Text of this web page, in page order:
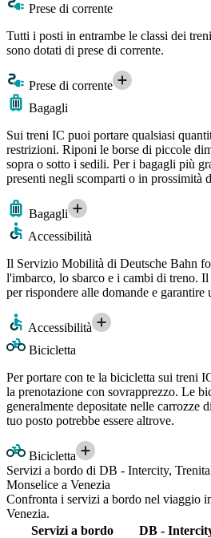
Prese di corrente
Tutti i posti in entrambe le classi dei
sono dotati di prese di corrente.
Prese di corrente
Bagagli
Sui treni IC puoi portare qualsiasi
restrizioni. Riponi le borse di piccole
sopra o sotto i sedili. Per i bagagli più
presenti negli scomparti o in prossimità
Bagagli
Accessibilità
Il Servizio Mobilità di Deutsche Bahn
l'imbarco, lo sbarco e i cambi di treno. Il
per rispondere alle domande e
Accessibilità
Bicicletta
Per portare con te la bicicletta sui treni
la prenotazione con sovrapprezzo. Le
generalmente depositate nelle carrozze
tuo posto potrebbe essere altrove.
Bicicletta
Servizi a bordo di DB - Intercity,
Monselice a Venezia
Confronta i servizi a bordo nel viaggio
Venezia.
Servizi a bordo
DB -